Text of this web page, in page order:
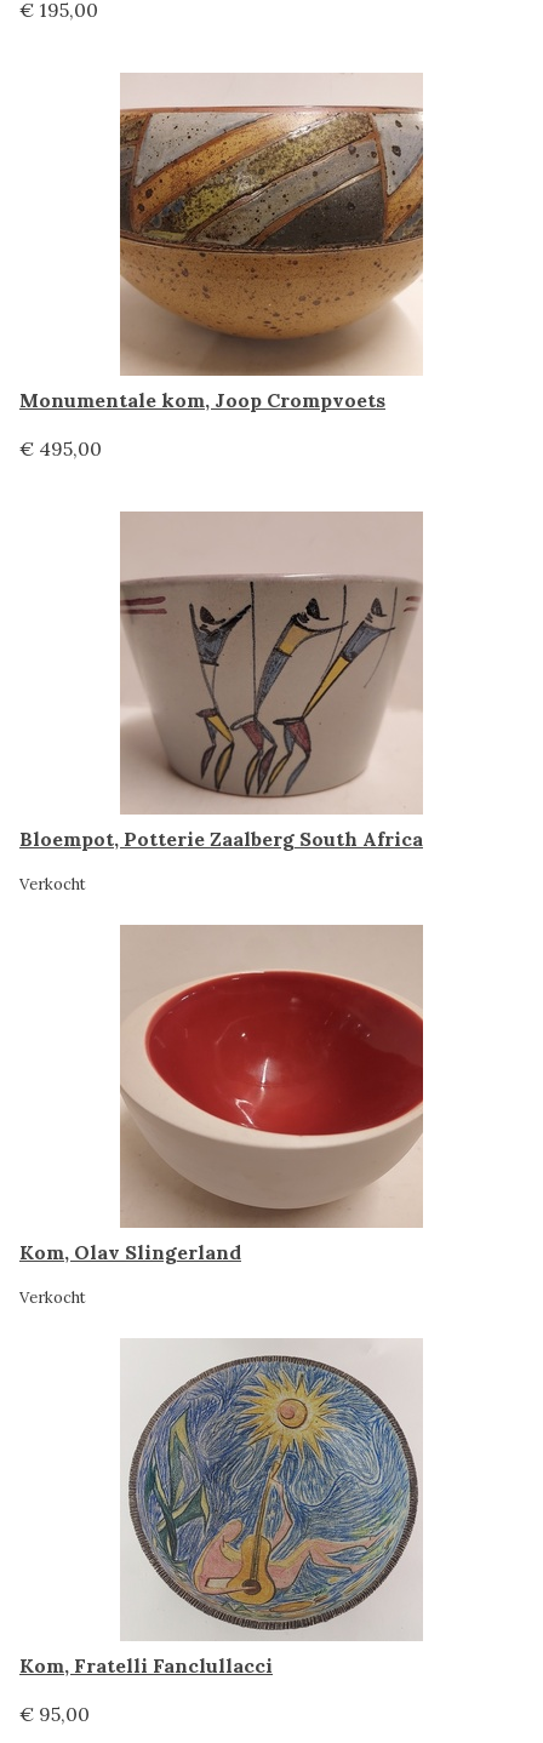
€ 195,00
Monumentale kom, Joop Crompvoets
€ 495,00
Bloempot, Potterie Zaalberg South Africa
Verkocht
Kom, Olav Slingerland
Verkocht
Kom, Fratelli Fanclullacci
€ 95,00